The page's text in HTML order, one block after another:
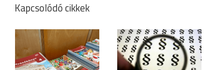
Kapcsolódó cikkek